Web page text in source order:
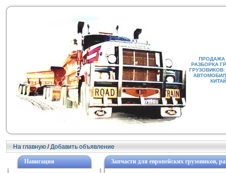
ПРОДАЖА
РАЗБОРКА
На главную /Добавить объявление
Навигация Запчасти для европейских грузовиков,